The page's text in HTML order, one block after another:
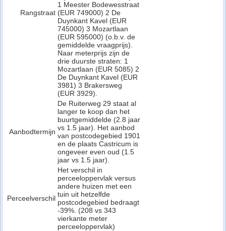
Rangstraat
1 Meester Bodewesstraat
(EUR 749000) 2 De
Duynkant Kavel (EUR
745000) 3 Mozartlaan
(EUR 595000) (o.b.v. de
gemiddelde vraagprijs).
Naar meterprijs zijn de
drie duurste straten: 1
Mozartlaan (EUR 5085) 2
De Duynkant Kavel (EUR
3981) 3 Brakersweg
(EUR 3929).
Aanbodtermijn
De Ruiterweg 29 staat al
langer te koop dan het
buurtgemiddelde (2.8 jaar
vs 1.5 jaar). Het aanbod
van postcodegebied 1901
en de plaats Castricum is
ongeveer even oud (1.5
jaar vs 1.5 jaar).
Perceelverschil
Het verschil in
perceeloppervlak versus
andere huizen met een
tuin uit hetzelfde
postcodegebied bedraagt
-39%. (208 vs 343
vierkante meter
perceeloppervlak)